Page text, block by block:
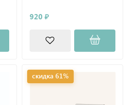
920 ₽
скидка 61%